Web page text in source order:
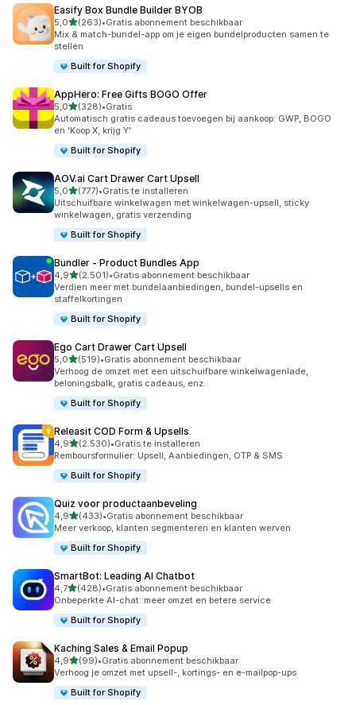
Easify Box Bundle Builder BYOB
5,0van 5 sterren
(263)
263 recensies in totaal
•Gratis abonnement beschikbaar
Mix & match-bundel-app om je eigen bundelproducten samen te
stellen
Built for Shopify
AppHero: Free Gifts BOGO Offer
5,0van 5 sterren
(328)
328 recensies in totaal
•Gratis
Automatisch gratis cadeaus toevoegen bij aankoop: GWP, BOGO
en 'Koop X, krijg Y'
Built for Shopify
AOV.ai Cart Drawer Cart Upsell
5,0van 5 sterren
(777)
777 recensies in totaal
•Gratis te installeren
Uitschuifbare winkelwagen met winkelwagen-upsell, sticky
winkelwagen, gratis verzending
Built for Shopify
Bundler ‑ Product Bundles App
4,9van 5 sterren
(2.501)
2501 recensies in totaal
•Gratis abonnement beschikbaar
Verdien meer met bundelaanbiedingen, bundel-upsells en
staffelkortingen
Built for Shopify
Ego Cart Drawer Cart Upsell
5,0van 5 sterren
(519)
519 recensies in totaal
•Gratis abonnement beschikbaar
Verhoog de omzet met een uitschuifbare winkelwagenlade,
beloningsbalk, gratis cadeaus, enz.
Built for Shopify
Releasit COD Form & Upsells
4,9van 5 sterren
(2.530)
2530 recensies in totaal
•Gratis te installeren
Remboursformulier: Upsell, Aanbiedingen, OTP & SMS
Built for Shopify
Quiz voor productaanbeveling
4,9van 5 sterren
(433)
433 recensies in totaal
•Gratis abonnement beschikbaar
Meer verkoop, klanten segmenteren en klanten werven
Built for Shopify
SmartBot: Leading AI Chatbot
4,7van 5 sterren
(428)
428 recensies in totaal
•Gratis abonnement beschikbaar
Onbeperkte AI-chat: meer omzet en betere service
Built for Shopify
Kaching Sales & Email Popup
4,9van 5 sterren
(99)
99 recensies in totaal
•Gratis abonnement beschikbaar
Verhoog je omzet met upsell-, kortings- en e-mailpop-ups
Built for Shopify